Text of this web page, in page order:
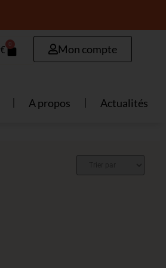
€
0 Mon compte
A propos Actualités